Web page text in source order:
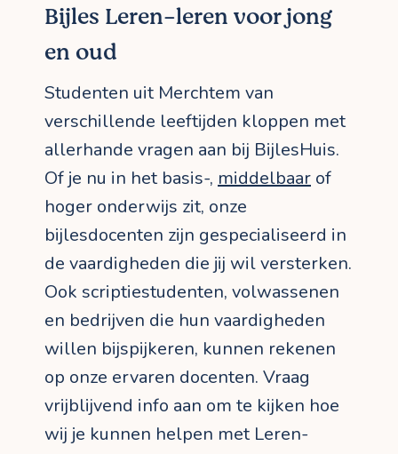
Bijles Leren-leren voor jong
en oud
Studenten uit Merchtem van
verschillende leeftijden kloppen met
allerhande vragen aan bij BijlesHuis.
Of je nu in het basis-, middelbaar of
hoger onderwijs zit, onze
bijlesdocenten zijn gespecialiseerd in
de vaardigheden die jij wil versterken.
Ook scriptiestudenten, volwassenen
en bedrijven die hun vaardigheden
willen bijspijkeren, kunnen rekenen
op onze ervaren docenten. Vraag
vrijblijvend info aan om te kijken hoe
wij je kunnen helpen met Leren-